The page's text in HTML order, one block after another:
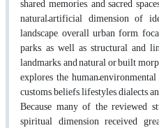
shared memories, and sacred
natural–artificial dimension of
landscape, overall urban form,
parks, as well as structural and
landmarks, and natural or built
explores the
customs, beliefs, lifestyles, dialects,
Because many of the reviewed
spiritual dimension received